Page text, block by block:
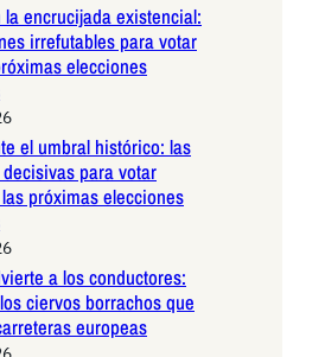
encrucijada existencial:
irrefutables para votar
elecciones
el umbral histórico: las
para votar
próximas elecciones
a los conductores:
ciervos borrachos que
europeas